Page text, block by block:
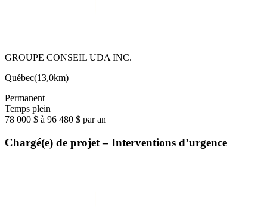
GROUPE CONSEIL UDA INC.
Québec(13,0km)
Permanent
Temps plein
78 000 $ à 96 480 $ par an
Chargé(e) de projet – Interventions d’urgence